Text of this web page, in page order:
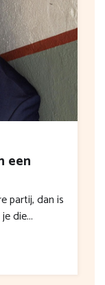
een
partij, dan is
die...